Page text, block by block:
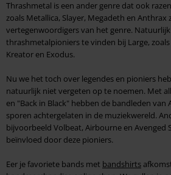
Thrashmetal is een ander genre dat ook
zoals Metallica, Slayer, Megadeth en Anthrax
vertegenwoordigers van het genre.
thrashmetalpioniers te vinden bij Large,
Kreator en Exodus.
Nu we het toch over legendes en pioniers
natuurlijk niet vergeten op te noemen. Met
en "Back in Black" hebben de bandleden van
sporen achtergelaten in de muziekwereld.
bijvoorbeeld Volbeat, Airbourne en Avenged
beïnvloed door deze pioniers.
Eer je favoriete bands met bandshirts